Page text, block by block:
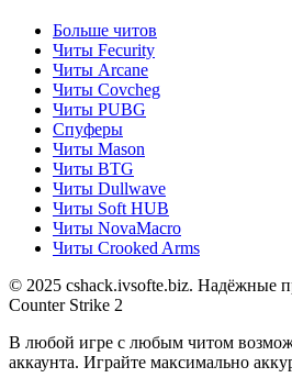
Больше читов
Читы Fecurity
Читы Arcane
Читы Covcheg
Читы PUBG
Спуферы
Читы Mason
Читы BTG
Читы Dullwave
Читы Soft HUB
Читы NovaMacro
Читы Crooked Arms
© 2025 cshack.ivsofte.biz. Надёжные
Counter Strike 2
В любой игре с любым читом
аккаунта. Играйте максимально